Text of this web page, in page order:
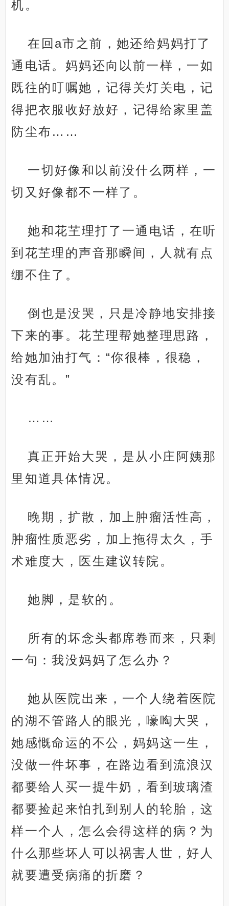
机。
在回a市之前，她还给妈妈打了
通电话。妈妈还向以前一样，一如
既往的叮嘱她，记得关灯关电，记
得把衣服收好放好，记得给家里盖
防尘布……
一切好像和以前没什么两样，一
切又好像都不一样了。
她和花芏理打了一通电话，在听
到花芏理的声音那瞬间，人就有点
绷不住了。
倒也是没哭，只是冷静地安排接
下来的事。花芏理帮她整理思路，
给她加油打气：“你很棒，很稳，
没有乱。”
……
真正开始大哭，是从小庄阿姨那
里知道具体情况。
晚期，扩散，加上肿瘤活性高，
肿瘤性质恶劣，加上拖得太久，手
术难度大，医生建议转院。
她脚，是软的。
所有的坏念头都席卷而来，只剩
一句：我没妈妈了怎么办？
她从医院出来，一个人绕着医院
的湖不管路人的眼光，嚎啕大哭，
她感慨命运的不公，妈妈这一生，
没做一件坏事，在路边看到流浪汉
都要给人买一提牛奶，看到玻璃渣
都要捡起来怕扎到别人的轮胎，这
样一个人，怎么会得这样的病？为
什么那些坏人可以祸害人世，好人
就要遭受病痛的折磨？